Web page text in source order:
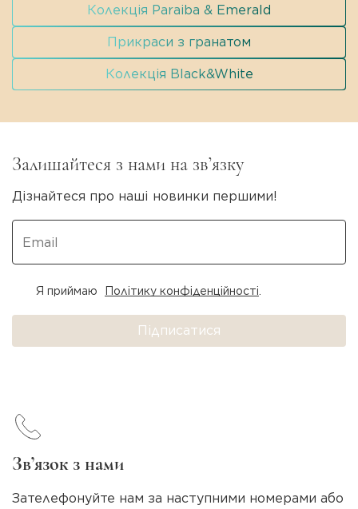
Колекція Paraiba & Emerald
Прикраси з гранатом
Колекція Black&White
Залишайтеся з нами на зв’язку
Дізнайтеся про наші новинки першими!
Підписатися
Я приймаю Політику конфіденційності.
Зв’язок з нами
Зателефонуйте нам за наступними номерами або